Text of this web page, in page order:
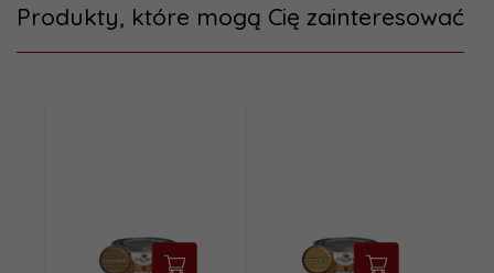
Produkty, które mogą Cię zainteresować